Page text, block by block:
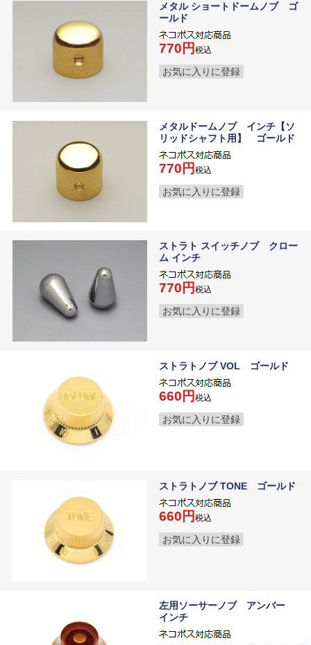
メタル ショートドームノブ ゴ
ールド
770 税込
お気に入りに登録
メタルドームノブ インチ【ソ
リッドシャフト用】 ゴールド
770 税込
お気に入りに登録
ストラト スイッチノブ クロー
ム インチ
770 税込
お気に入りに登録
ストラトノブ VOL ゴールド
660 税込
お気に入りに登録
ストラトノブ TONE ゴールド
660 税込
お気に入りに登録
左用ソーサーノブ アンバー
インチ